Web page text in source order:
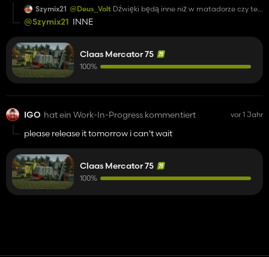
Szymix21 @Deus_Volt Dźwięki będą inne niż w matadorze czy te
same?
@Szymix21 INNE
Claas Mercator 75
100%
IGO hat ein Work-In-Progress kommentiert vor 1 Jahr
please release it tomorrow i can't wait
Claas Mercator 75
100%